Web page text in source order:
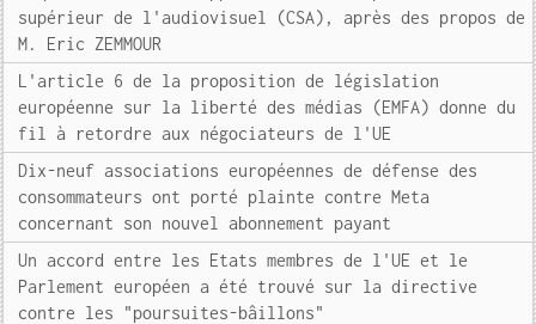
supérieur de l'audiovisuel (CSA), après des propos de
M. Eric ZEMMOUR
L'article 6 de la proposition de législation
européenne sur la liberté des médias (EMFA) donne du
fil à retordre aux négociateurs de l'UE
Dix-neuf associations européennes de défense des
consommateurs ont porté plainte contre Meta
concernant son nouvel abonnement payant
Un accord entre les Etats membres de l'UE et le
Parlement européen a été trouvé sur la directive
contre les "poursuites-bâillons"